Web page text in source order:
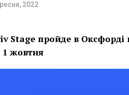
2022
Stage пройде в Оксфорді
1 жовтня